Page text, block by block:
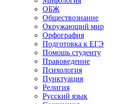
ОБЖ
Обществознание
Окружающий мир
Орфография
Подготовка к ЕГЭ
Помощь студенту
Правоведение
Психология
Пунктуация
Религия
Русский язык